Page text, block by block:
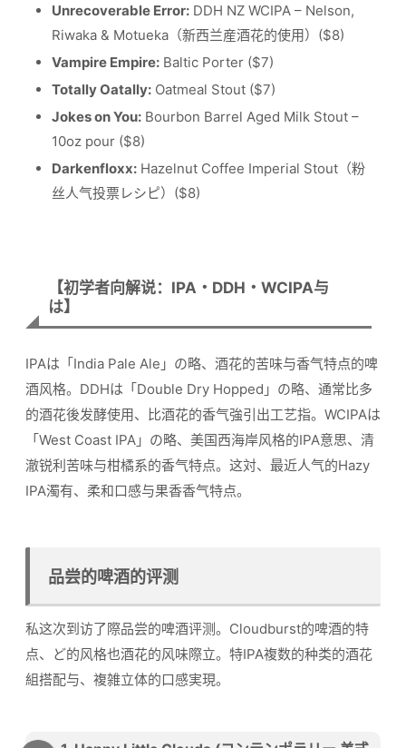
Unrecoverable Error: DDH NZ WCIPA – Nelson,
Riwaka & Motueka（新西兰産酒花的使用）($8)
Vampire Empire: Baltic Porter ($7)
Totally Oatally: Oatmeal Stout ($7)
Jokes on You: Bourbon Barrel Aged Milk Stout –
10oz pour ($8)
Darkenfloxx: Hazelnut Coffee Imperial Stout（粉
丝人气投票レシピ）($8)
【初学者向解说：IPA・DDH・WCIPA与
は】
IPAは「India Pale Ale」の略、酒花的苦味与香气特点的啤
酒风格。DDHは「Double Dry Hopped」の略、通常比多
的酒花後发酵使用、比酒花的香气強引出工艺指。WCIPAは
「West Coast IPA」の略、美国西海岸风格的IPA意思、清
澈锐利苦味与柑橘系的香气特点。这対、最近人气的Hazy
IPA濁有、柔和口感与果香香气特点。
品尝的啤酒的评测
私这次到访了際品尝的啤酒评测。Cloudburst的啤酒的特
点、ど的风格也酒花的风味際立。特IPA複数的种类的酒花
組搭配与、複雑立体的口感実現。